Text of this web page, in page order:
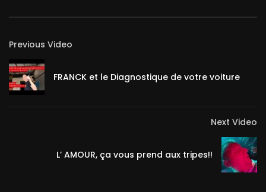
Previous Video
FRANCK et le Diagnostique de votre voiture
Next Video
L’ AMOUR, ça vous prend aux tripes!!